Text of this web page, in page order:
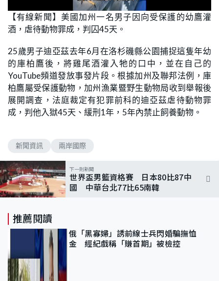
n
m
u
t
e
L
o
a
e
d
0
0
.
0
0
%
【有線新聞】美國加州一名男子因向受保護的幼鷹灌
酒，虐待動物罪成，判囚45天。
25歲男子迪亞茲去年6月在洛杉磯縣公園捕捉這隻年幼
的庫柏鷹後，將雞尾酒灌入牠的口中，並在自己的
YouTube頻道發放事發片段。根據加州及聯邦法例，庫
柏鷹屬受保護動物，加州漁業暨野生動物局收到舉報後
展開調查，法庭裁定有犯罪前科的迪亞茲虐待動物罪
成，判他入獄45天、緩刑1年，5年內禁止飼養動物。
新聞資訊 兩岸國際
下一則新聞
世界盃男籃資格賽 日本80比87中
國 中華台北77比65南韓
推薦閱讀
俄「黑寡婦」誘前線士兵閃婚騙撫恤
金 經紀戲稱「賺首期」被檢控